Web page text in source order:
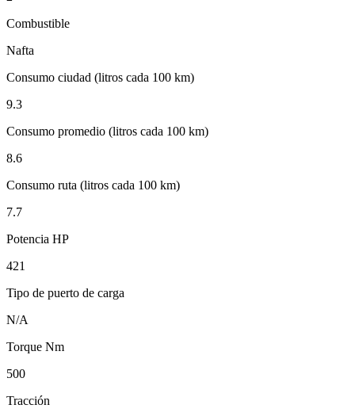
Combustible
Nafta
Consumo ciudad (litros cada 100 km)
9.3
Consumo promedio (litros cada 100 km)
8.6
Consumo ruta (litros cada 100 km)
7.7
Potencia HP
421
Tipo de puerto de carga
N/A
Torque Nm
500
Tracción